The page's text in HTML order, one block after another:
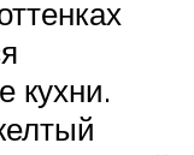
кухни.